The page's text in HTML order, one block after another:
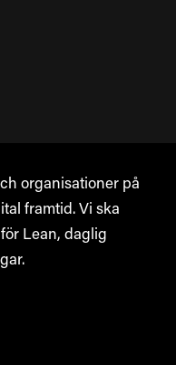
organisationer på
framtid. Vi ska
Lean, daglig